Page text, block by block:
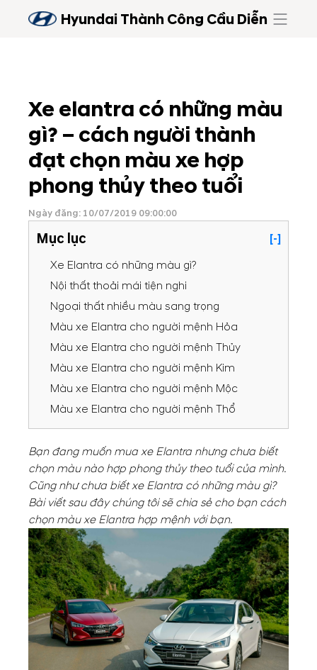
Hyundai Thành Công Cầu Diễn
Xe elantra có những màu
gì? – cách người thành
đạt chọn màu xe hợp
phong thủy theo tuổi
Ngày đăng: 10/07/2019 09:00:00
Mục lục
[-]
Xe Elantra có những màu gì?
Nội thất thoải mái tiện nghi
Ngoại thất nhiều màu sang trọng
Màu xe Elantra cho người mệnh Hỏa
Màu xe Elantra cho người mệnh Thủy
Màu xe Elantra cho người mệnh Kim
Màu xe Elantra cho người mệnh Mộc
Màu xe Elantra cho người mệnh Thổ
Bạn đang muốn mua xe Elantra nhưng chưa biết
chọn màu nào hợp phong thủy theo tuổi của mình.
Cũng như chưa biết xe Elantra có những màu gì?
Bài viết sau đây chúng tôi sẽ chia sẻ cho bạn cách
chọn màu xe Elantra hợp mệnh với bạn.